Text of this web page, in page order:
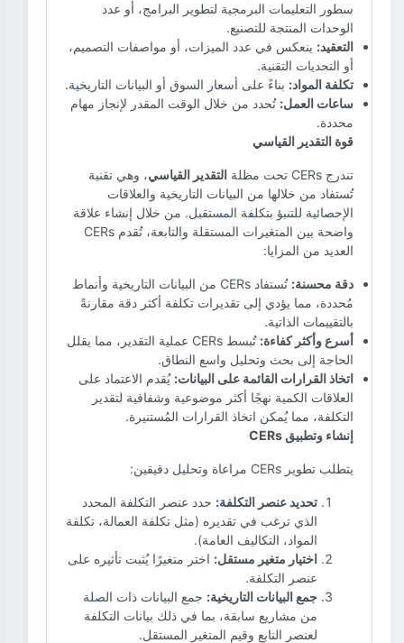
سطور التعليمات البرمجية لتطوير البرامج، أو عدد
الوحدات المنتجة للتصنيع.
التعقيد: ينعكس في عدد الميزات، أو مواصفات التصميم،
أو التحديات التقنية.
تكلفة المواد: بناءً على أسعار السوق أو البيانات التاريخية.
ساعات العمل: تُحدد من خلال الوقت المقدر لإنجاز مهام
محددة.
قوة التقدير القياسي
تندرج CERs تحت مظلة التقدير القياسي، وهي تقنية
تُستفاد من خلالها من البيانات التاريخية والعلاقات
الإحصائية للتنبؤ بتكلفة المستقبل. من خلال إنشاء علاقة
واضحة بين المتغيرات المستقلة والتابعة، تُقدم CERs
العديد من المزايا:
دقة محسنة:
تُستفاد CERs من البيانات التاريخية وأنماط
مُحددة، مما يؤدي إلى تقديرات تكلفة أكثر دقة مقارنةً
بالتقييمات الذاتية.
أسرع وأكثر كفاءة:
تُبسط CERs عملية التقدير، مما يقلل
الحاجة إلى بحث وتحليل واسع النطاق.
اتخاذ القرارات القائمة على البيانات: يُقدم الاعتماد على
العلاقات الكمية نهجًا أكثر موضوعية وشفافية لتقدير
التكلفة، مما يُمكن اتخاذ القرارات المُستنيرة.
إنشاء وتطبيق CERs
يتطلب تطوير CERs مراعاة وتحليل دقيقين:
تحديد عنصر التكلفة: حدد عنصر التكلفة المحدد
الذي ترغب في تقديره (مثل تكلفة العمالة، تكلفة
المواد، التكاليف العامة).
اختيار متغير مستقل: اختر متغيرًا يُثبت تأثيره على
عنصر التكلفة.
جمع البيانات التاريخية: جمع البيانات ذات الصلة
من مشاريع سابقة، بما في ذلك بيانات التكلفة
لعنصر التابع وقيم المتغير المستقل.